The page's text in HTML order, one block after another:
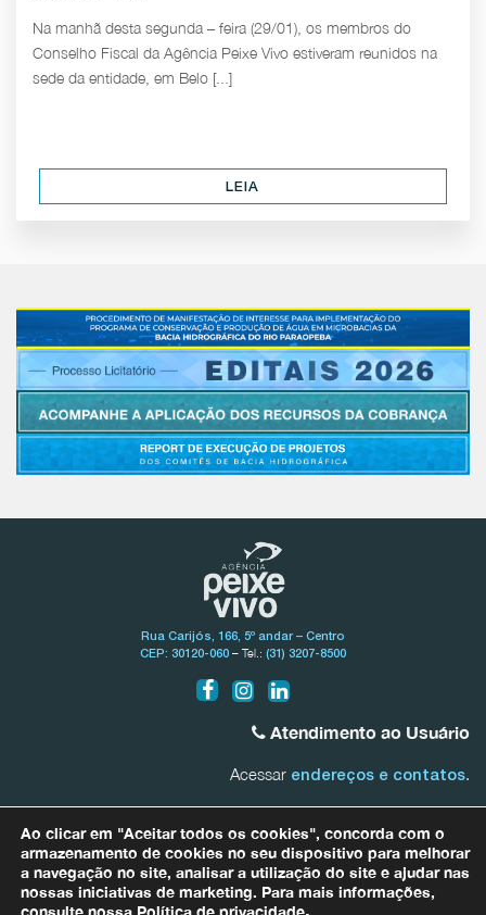
Na manhã desta segunda – feira (29/01), os membros do
Conselho Fiscal da Agência Peixe Vivo estiveram reunidos na
sede da entidade, em Belo [...]
LEIA
Rua Carijós, 166, 5º andar – Centro
CEP: 30120-060 – Tel.: (31) 3207-8500
Atendimento ao Usuário
Acessar endereços e contatos.
0800.031.1607
Bacias Afluentes Mineiras do Rio São Francisco0800.031.1608
Ao clicar em "Aceitar todos os cookies", concorda com o
armazenamento de cookies no seu dispositivo para melhorar
a navegação no site, analisar a utilização do site e ajudar nas
nossas iniciativas de marketing. Para mais informações,
consulte nossa Política de privacidade